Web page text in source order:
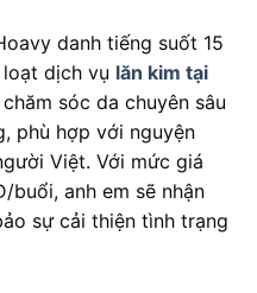
danh tiếng suốt 15
loạt dịch vụ lăn kim tại
sóc da chuyên sâu
phù hợp với nguyện
Việt. Với mức giá
buổi, anh em sẽ nhận
sự cải thiện tình trạng